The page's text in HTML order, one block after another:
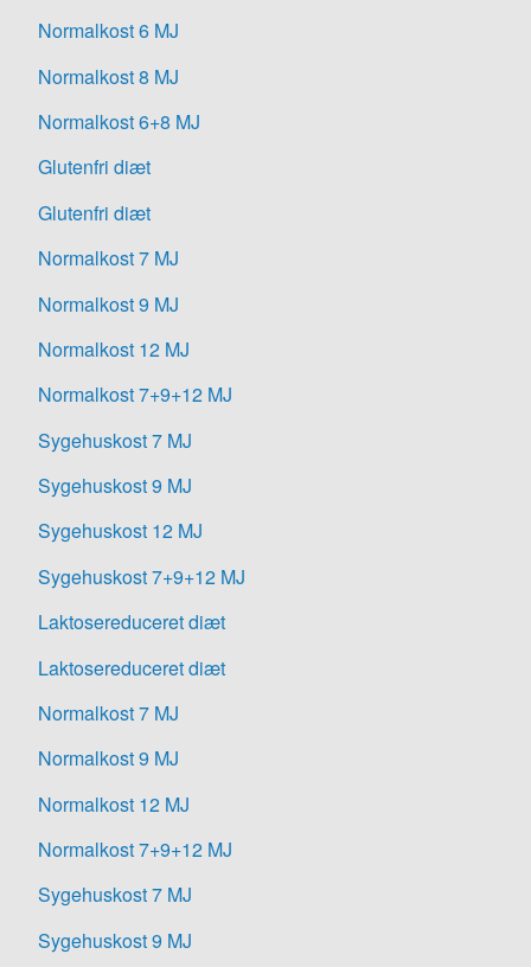
Normalkost 6 MJ
Normalkost 8 MJ
Normalkost 6+8 MJ
Glutenfri diæt
Glutenfri diæt
Normalkost 7 MJ
Normalkost 9 MJ
Normalkost 12 MJ
Normalkost 7+9+12 MJ
Sygehuskost 7 MJ
Sygehuskost 9 MJ
Sygehuskost 12 MJ
Sygehuskost 7+9+12 MJ
Laktosereduceret diæt
Laktosereduceret diæt
Normalkost 7 MJ
Normalkost 9 MJ
Normalkost 12 MJ
Normalkost 7+9+12 MJ
Sygehuskost 7 MJ
Sygehuskost 9 MJ